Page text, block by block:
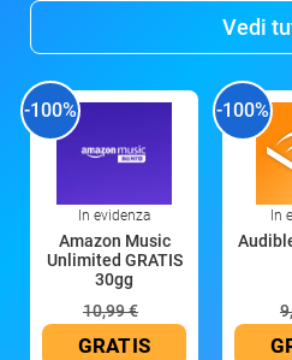
Vedi
-100%
In evidenza
Amazon Music
Unlimited GRATIS
30gg
10,99 €
GRATIS
-100%
In